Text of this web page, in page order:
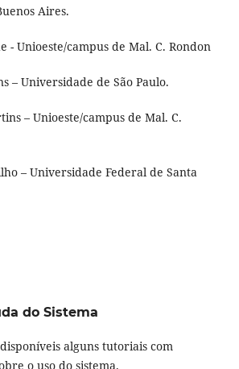
Aires.
- Unioeste/campus de Mal. C. Rondon
– Universidade de São Paulo.
– Unioeste/campus de Mal. C.
– Universidade Federal de Santa
do Sistema
alguns tutoriais com
o uso do sistema.